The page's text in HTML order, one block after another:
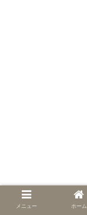
メニュー ホーム